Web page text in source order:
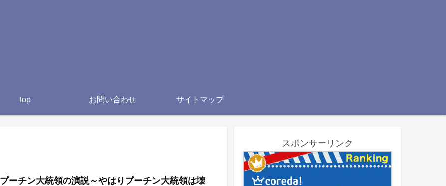
top お問い合わせ サイトマップ
プーチン大統領の演説～やはりプーチン大統領は壊
スポンサーリンク